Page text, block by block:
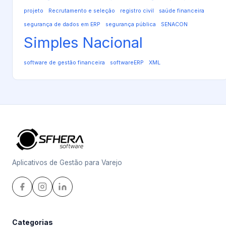
projeto Recrutamento e seleção registro civil saúde financeira
segurança de dados em ERP segurança pública SENACON
Simples Nacional
software de gestão financeira softwareERP XML
Aplicativos de Gestão para Varejo
Categorias